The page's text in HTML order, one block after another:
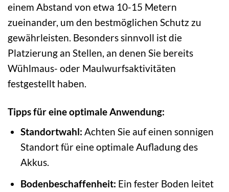
einem Abstand von etwa 10-15 Metern
zueinander, um den bestmöglichen Schutz zu
gewährleisten. Besonders sinnvoll ist die
Platzierung an Stellen, an denen Sie bereits
Wühlmaus- oder Maulwurfsaktivitäten
festgestellt haben.
Tipps für eine optimale Anwendung:
Standortwahl: Achten Sie auf einen sonnigen
Standort für eine optimale Aufladung des
Akkus.
Bodenbeschaffenheit: Ein fester Boden leitet